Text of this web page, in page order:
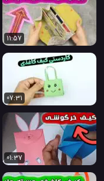
11:57
07:31
01:37